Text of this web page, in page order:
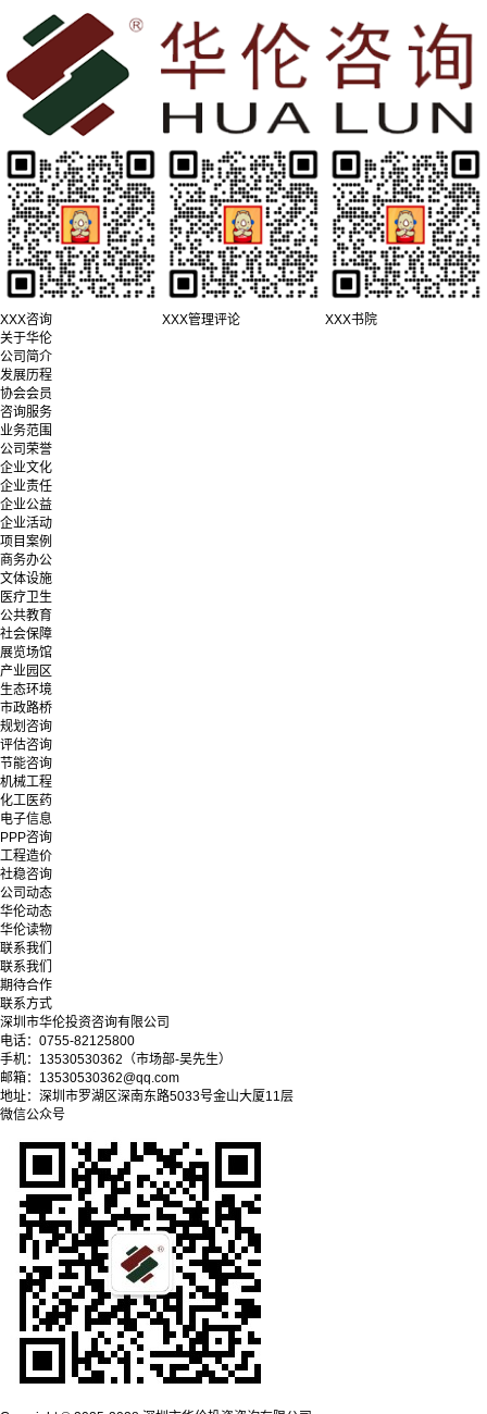
XXX咨询 XXX管理评论
XXX书院
关于华伦
公司简介
发展历程
协会会员
咨询服务
业务范围
公司荣誉
企业文化
企业责任
企业公益
企业活动
项目案例
商务办公
文体设施
医疗卫生
公共教育
社会保障
展览场馆
产业园区
生态环境
市政路桥
规划咨询
评估咨询
节能咨询
机械工程
化工医药
电子信息
PPP咨询
工程造价
社稳咨询
公司动态
华伦动态
华伦读物
联系我们
联系我们
期待合作
联系方式
深圳市华伦投资咨询有限公司
电话：0755-82125800
手机：13530530362（市场部-吴先生）
邮箱：13530530362@qq.com
地址：深圳市罗湖区深南东路5033号金山大厦11层
微信公众号